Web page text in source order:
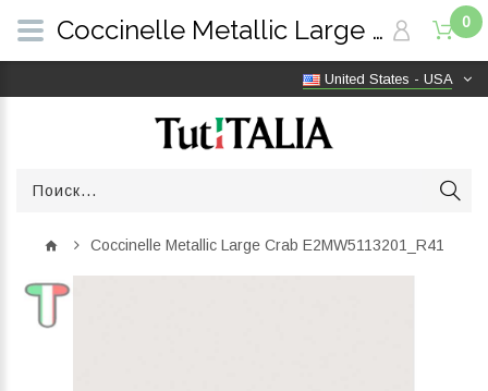
United States - USA
0
Coccinelle Metallic Large Crab E2MW5113201_R41
Coccinelle Metallic Large Crab E2MW5113201_R41 | TutITALIA